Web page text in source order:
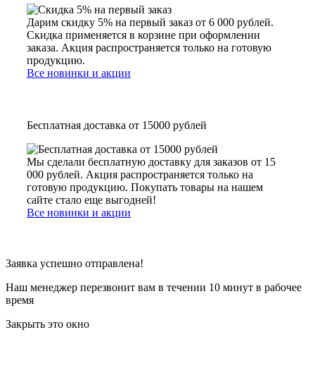
Дарим скидку 5% на первый заказ от 6 000 рублей.
Скидка применяется в корзине при оформлении
заказа. Акция распространяется только на готовую
продукцию.
Все новинки и акции
Бесплатная доставка от 15000 рублей
Мы сделали бесплатную доставку для заказов от 15
000 рублей. Акция распространяется только на
готовую продукцию. Покупать товары на нашем
сайте стало еще выгодней!
Все новинки и акции
Заявка успешно отправлена!
Наш менеджер перезвонит вам в течении 10 минут в рабочее
время
Закрыть это окно